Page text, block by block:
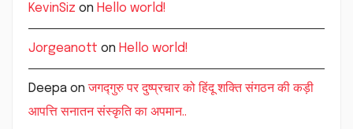
KevinSiz on Hello world!
Jorgeanott on Hello world!
Deepa onजगद्गुरु पर दुष्प्रचार को हिंदू शक्ति संगठन की कड़ी
आपत्ति सनातन संस्कृति का अपमान..